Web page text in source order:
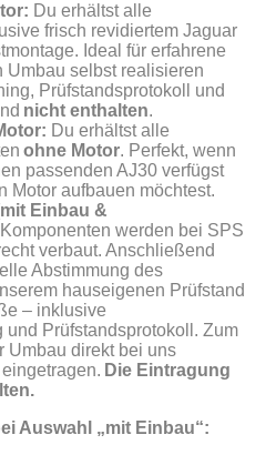
Du erhältst alle
frisch revidiertem Jaguar
Ideal für erfahrene
Umbau selbst realisieren
Prüfstandsprotokoll und
nicht enthalten.
Du erhältst alle
ohne Motor. Perfekt, wenn
passenden AJ30 verfügst
Motor aufbauen möchtest.
Einbau &
werden bei SPS
verbaut. Anschließend
Abstimmung des
hauseigenen Prüfstand
– inklusive
und Prüfstandsprotokoll. Zum
Umbau direkt bei uns
Die Eintragung
Auswahl „mit Einbau“: